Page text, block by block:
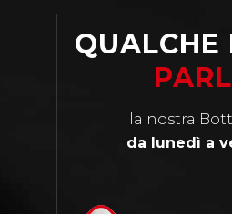
QUALCHE
la nostra
da lunedì a